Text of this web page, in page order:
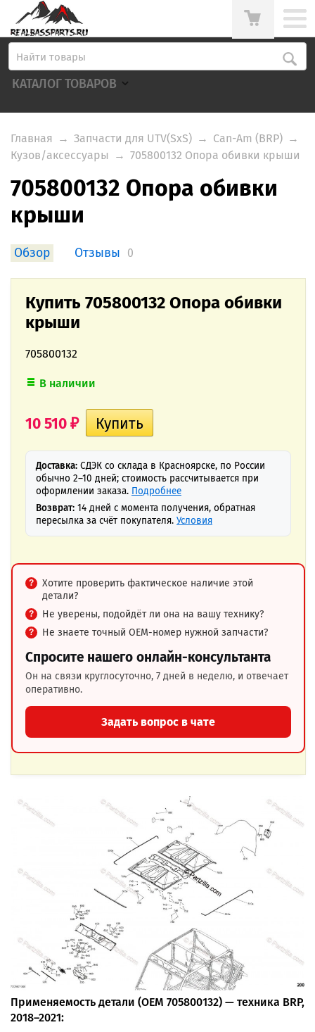
КАТАЛОГ ТОВАРОВ
Главная → Запчасти для UTV(SxS) → Can-Am (BRP) →
Кузов/аксессуары
→ 705800132 Опора обивки крыши
705800132 Опора обивки
крыши
Обзор Отзывы 0
Купить 705800132 Опора обивки
крыши
705800132
В наличии
10 510 ₽
Доставка: СДЭК со склада в Красноярске, по России
обычно 2–10 дней; стоимость рассчитывается при
оформлении заказа. Подробнее
Возврат: 14 дней с момента получения, обратная
пересылка за счёт покупателя. Условия
Хотите проверить фактическое наличие этой
детали?
Не уверены, подойдёт ли она на вашу технику?
Не знаете точный OEM-номер нужной запчасти?
Спросите нашего онлайн-консультанта
Он на связи круглосуточно, 7 дней в неделю, и отвечает
оперативно.
Задать вопрос в чате
Применяемость детали (OEM 705800132) — техника BRP,
2018–2021: